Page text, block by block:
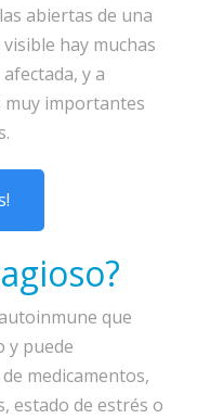
abiertas de una
hay muchas
y a
muy importantes
que
y puede
medicamentos,
estado de estrés o